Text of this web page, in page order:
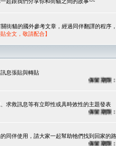
街貓的國外參考文章，經過同伴翻譯的程序
全文，敬請配合】
息張貼與轉貼
保留期限：60
求救訊息等有立即性或具時效性的主題發表
保留期限：45
同伴使用，請大家一起幫助牠們找到回家的
保留期限：60